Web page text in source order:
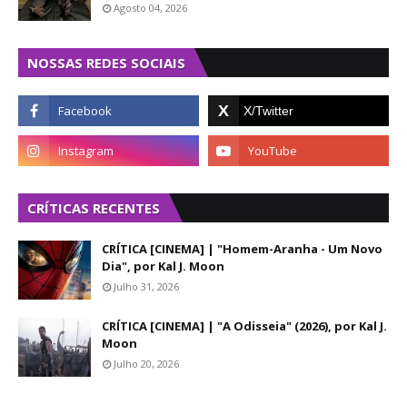
Agosto 04, 2026
NOSSAS REDES SOCIAIS
CRÍTICAS RECENTES
CRÍTICA [CINEMA] | "Homem-Aranha - Um Novo
Dia", por Kal J. Moon
Julho 31, 2026
CRÍTICA [CINEMA] | "A Odisseia" (2026), por Kal J.
Moon
Julho 20, 2026